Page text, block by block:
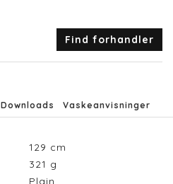
Find forhandler
Downloads Vaskeanvisninger
129 cm
321 g
Plain